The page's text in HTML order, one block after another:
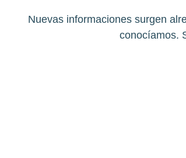
Nuevas informaciones surgen
conocíamos.